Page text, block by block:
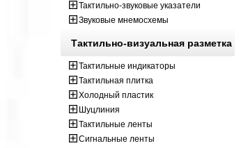
Тактильно-звуковые указатели
Звуковые мнемосхемы
Тактильно-визуальная разметка
Тактильные индикаторы
Тактильная плитка
Холодный пластик
Шуцлиния
Тактильные ленты
Сигнальные ленты